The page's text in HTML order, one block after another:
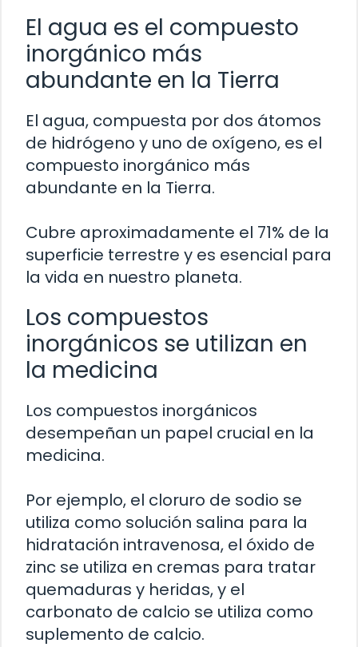
El agua es el compuesto
inorgánico más
abundante en la Tierra
El agua, compuesta por dos átomos
de hidrógeno y uno de oxígeno, es el
compuesto inorgánico más
abundante en la Tierra.
Cubre aproximadamente el 71% de la
superficie terrestre y es esencial para
la vida en nuestro planeta.
Los compuestos
inorgánicos se utilizan en
la medicina
Los compuestos inorgánicos
desempeñan un papel crucial en la
medicina.
Por ejemplo, el cloruro de sodio se
utiliza como solución salina para la
hidratación intravenosa, el óxido de
zinc se utiliza en cremas para tratar
quemaduras y heridas, y el
carbonato de calcio se utiliza como
suplemento de calcio.